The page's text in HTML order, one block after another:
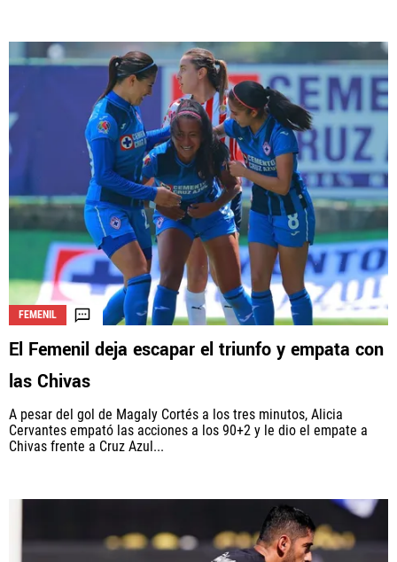
FEMENIL
El Femenil deja escapar el triunfo y empata con
las Chivas
A pesar del gol de Magaly Cortés a los tres minutos, Alicia
Cervantes empató las acciones a los 90+2 y le dio el empate a
Chivas frente a Cruz Azul...